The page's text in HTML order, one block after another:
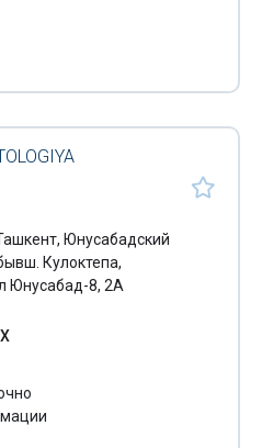
Юнусабадский
Кулоктепа,
Юнусабад-8, 2А